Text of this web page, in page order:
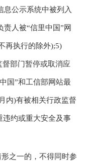
息公示系统中被列入
责人被“信里中国”网
再执行的除外);5)
部门暂停或取消应
国”和工信部网站最
内)有被相关行政监督
违约或重大安全及事
之一的，不得同时参